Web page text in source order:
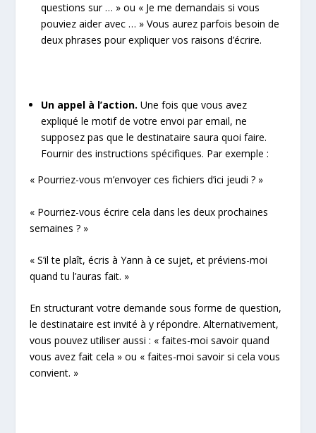
questions sur … » ou « Je me demandais si vous
pouviez aider avec … » Vous aurez parfois besoin de
deux phrases pour expliquer vos raisons d’écrire.
Un appel à l’action. Une fois que vous avez
expliqué le motif de votre envoi par email, ne
supposez pas que le destinataire saura quoi faire.
Fournir des instructions spécifiques. Par exemple :
« Pourriez-vous m’envoyer ces fichiers d’ici jeudi ? »
« Pourriez-vous écrire cela dans les deux prochaines
semaines ? »
« S’il te plaît, écris à Yann à ce sujet, et préviens-moi
quand tu l’auras fait. »
En structurant votre demande sous forme de question,
le destinataire est invité à y répondre. Alternativement,
vous pouvez utiliser aussi : « faites-moi savoir quand
vous avez fait cela » ou « faites-moi savoir si cela vous
convient. »